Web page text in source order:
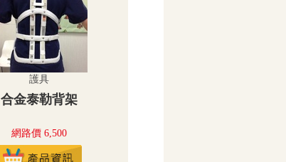
護具
合金泰勒背架
網路價 6,500